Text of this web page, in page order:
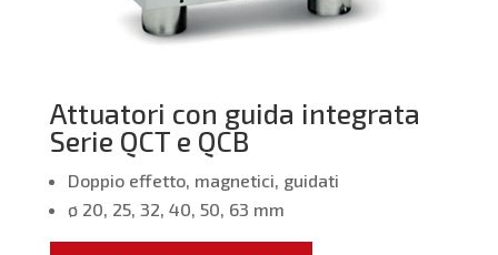
Attuatori con guida integrata
Serie QCT e QCB
Doppio effetto, magnetici, guidati
ø 20, 25, 32, 40, 50, 63 mm